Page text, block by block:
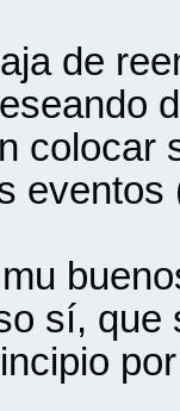
de
colocar
sí, que